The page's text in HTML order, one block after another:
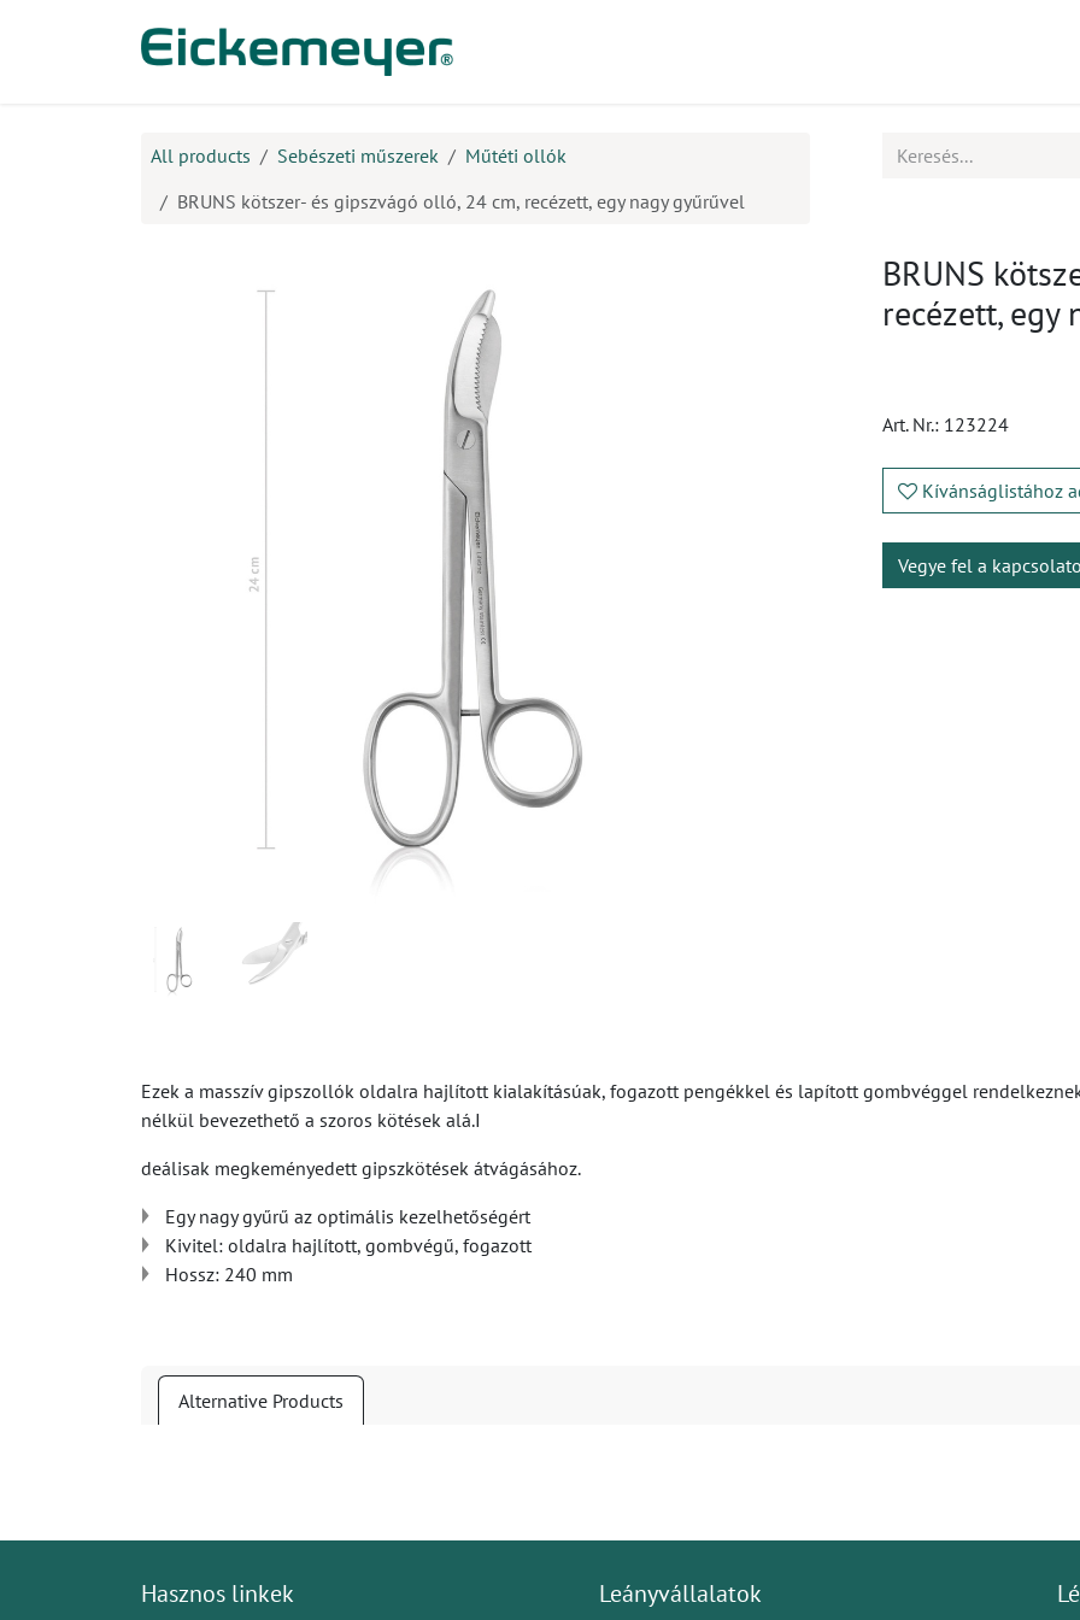
All products Sebészeti műszerek
Műtéti ollók
BRUNS kötszer- és gipszvágó olló, 24 cm, recézett, egy nagy gyűrűvel
BRUNS
recézett, egy
Art. Nr.: 123224
Kívánságlistához
Vegye fel a
Ezek a masszív gipszollók oldalra hajlított kialakításúak, fogazott pengékkel és lapított gombvéggel
nélkül bevezethető a szoros kötések alá.I
deálisak megkeményedett gipszkötések átvágásához.
Egy nagy gyűrű az optimális kezelhetőségért
Kivitel: oldalra hajlított, gombvégű, fogazott
Hossz: 240 mm
Alternative Products
Hasznos linkek Leányvállalatok